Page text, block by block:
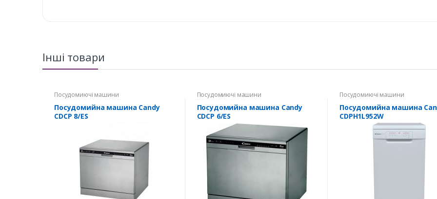
Інші товари
Посудомиючі машини
Посудомийна машина Candy
CDCP 8/ES
Посудомиючі машини
Посудомийна машина Candy
CDCP 6/ES
Посудомиючі машини
Посудомийна машина
CDPH1L952W